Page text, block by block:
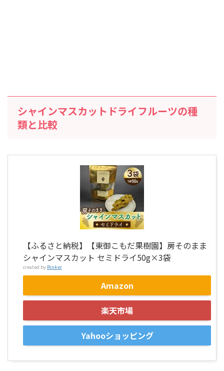
シャインマスカットドライフルーツの種
類と比較
【ふるさと納税】【東御こもだ果樹園】房そのまま
シャインマスカット セミドライ50g×3袋
created by Rinker
Amazon
楽天市場
Yahooショッピング